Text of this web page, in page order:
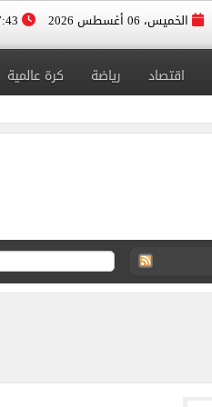
الخميس، 06 أغسطس 2026
اقتصاد رياضة كرة عالمية